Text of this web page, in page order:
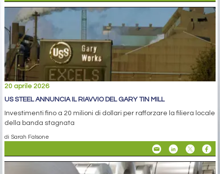
20 aprile 2026
US STEEL ANNUNCIA IL RIAVVIO DEL GARY TIN MILL
Investimenti fino a 20 milioni di dollari per rafforzare la filiera locale
della banda stagnata
di Sarah Falsone